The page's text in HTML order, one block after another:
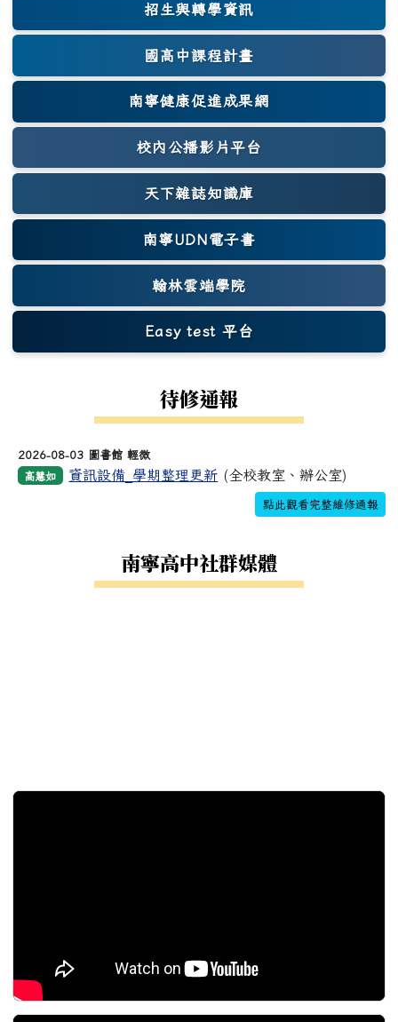
招生與轉學資訊
國高中課程計畫
南寧健康促進成果網
(另開新視窗)
校內公播影片平台
天下雜誌知識庫
(另開新視窗)
南寧UDN電子書
翰林雲端學院
Easy test 平台
(另開新視窗)
待修通報
2026-08-03 圖書館 輕微
高慧如 資訊設備_學期整理更新 (全校教室、辦公室)
點此觀看完整維修通報
南寧高中社群媒體